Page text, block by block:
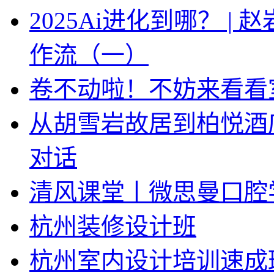
2025Ai进化到哪？ |
作流（一）
卷不动啦！不妨来看
从胡雪岩故居到柏悦
对话
清风课堂丨微思曼口
杭州装修设计班
杭州室内设计培训速成